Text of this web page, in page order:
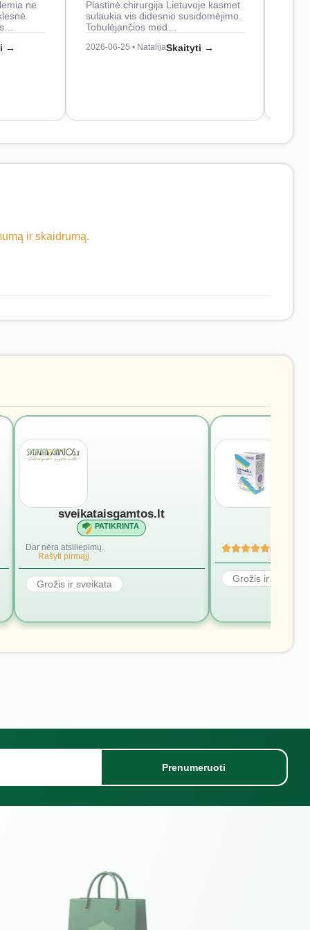
ne
→
Plastinė chirurgija Lietuvoje kasmet
sulaukia vis didesnio susidomėjimo.
Tobulėjančios med…
2026-06-25 • NatalijaSkaityti →
ir skaidrumą.
sveikataisgamtos.lt
PATIKRINTA
Dar nėra atsiliepimų.
Rašyti pirmąjį.
Grožis ir sveikata
5
Grožis ir sveikata
Prenumeruoti